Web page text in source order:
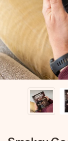
Montag -
Samstag -